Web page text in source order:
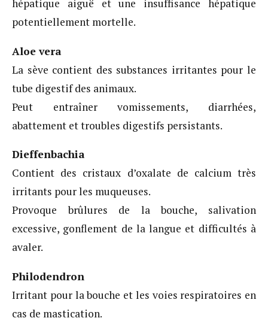
hépatique aiguë et une insuffisance hépatique
potentiellement mortelle.
Aloe vera
La sève contient des substances irritantes pour le
tube digestif des animaux.
Peut entraîner vomissements, diarrhées,
abattement et troubles digestifs persistants.
Dieffenbachia
Contient des cristaux d’oxalate de calcium très
irritants pour les muqueuses.
Provoque brûlures de la bouche, salivation
excessive, gonflement de la langue et difficultés à
avaler.
Philodendron
Irritant pour la bouche et les voies respiratoires en
cas de mastication.